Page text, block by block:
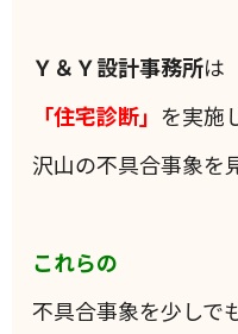
Ｙ＆Ｙ設計事務所は
「住宅診断」 を実施
沢山の不具合事象を
これらの
不具合事象を少しで